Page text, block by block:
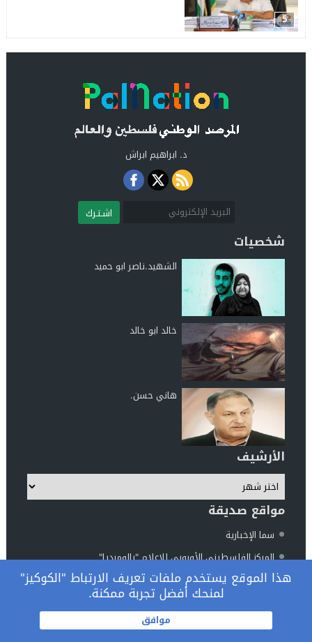
5
د. ابراهيم ابراش
اشـتـرك
شخصيات
الشهيد.ناصر ابو حميد
خالد ابو خالد
هاني حسن.
الأرشيف
مواقع صديقة
سما الإخبارية
المركز الفلسطيني الأوروبي للإعلام "بالوميديا"
مركز الناطور للدراسات والأبحاث
المرصد الوطني فلسطين والعالم© 2026 جميع الحقوق محفوظة.
هذا الموقع يستخدم ملفات تعريف الارتباط "الكوكيز"
لمنحك أفضل تجربة ممكنة.
موافق